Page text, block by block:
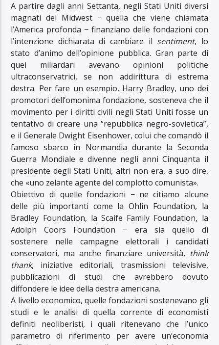
A partire dagli anni Settanta, negli Stati Uniti diversi
magnati del Midwest − quella che viene chiamata
l’America profonda − finanziano delle fondazioni con
l’intenzione dichiarata di cambiare il sentiment, lo
stato d’animo dell’opinione pubblica. Gran parte di
quei miliardari avevano opinioni politiche
ultraconservatrici, se non addirittura di estrema
destra. Per fare un esempio, Harry Bradley, uno dei
promotori dell’omonima fondazione, sosteneva che il
movimento per i diritti civili negli Stati Uniti fosse un
tentativo di creare una “repubblica negro-sovietica”,
e il Generale Dwight Eisenhower, colui che comandò il
famoso sbarco in Normandia durante la Seconda
Guerra Mondiale e divenne negli anni Cinquanta il
presidente degli Stati Uniti, altri non era, a suo dire,
che «uno zelante agente del complotto comunista».
Obiettivo di quelle fondazioni − ne citiamo alcune
delle più importanti come la Ohlin Foundation, la
Bradley Foundation, la Scaife Family Foundation, la
Adolph Coors Foundation − era sia quello di
sostenere nelle campagne elettorali i candidati
conservatori, ma anche finanziare università, think
thank, iniziative editoriali, trasmissioni televisive,
pubblicazioni di studi che avrebbero dovuto
diffondere le idee della destra americana.
A livello economico, quelle fondazioni sostenevano gli
studi e le analisi di quella corrente di economisti
definiti neoliberisti, i quali ritenevano che l’unico
parametro di riferimento per avere un’economia